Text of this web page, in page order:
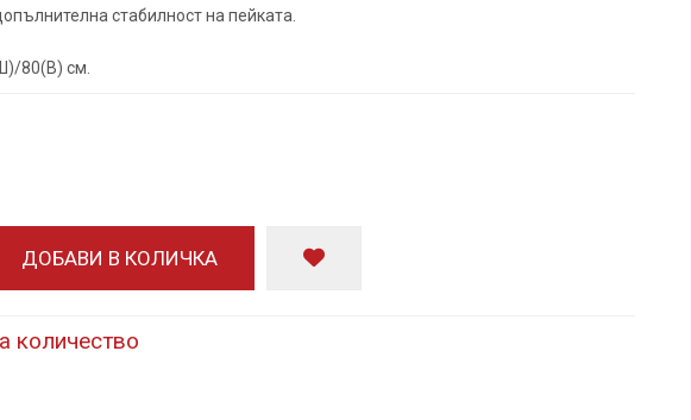
стабилност на пейката.
80(В) см.
количество